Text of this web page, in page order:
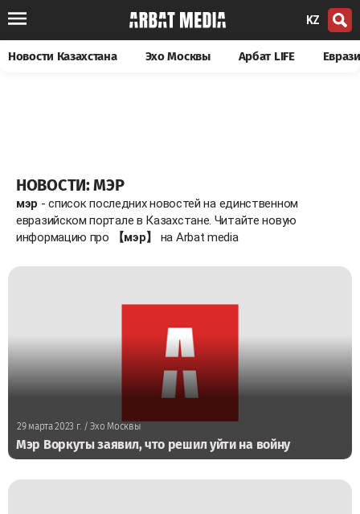
KZ
Новости Казахстана Эхо Москвы Арбат LIFE
НОВОСТИ: МЭР
мэр - список последних новостей на единственном
евразийском портале в Казахстане. Читайте новую
информацию про
【мэр】 на Arbat media
29 марта 2023 г. / Эхо Москвы
Мэр Воркуты заявил, что решил уйти на войну